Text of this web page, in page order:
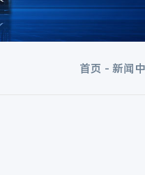
首页 -新闻